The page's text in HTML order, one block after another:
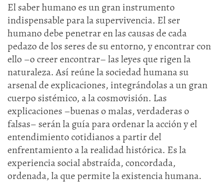
El saber humano es un gran instrumento
indispensable para la supervivencia. El ser
humano debe penetrar en las causas de cada
pedazo de los seres de su entorno, y encontrar con
ello –o creer encontrar– las leyes que rigen la
naturaleza. Así reúne la sociedad humana su
arsenal de explicaciones, integrándolas a un gran
cuerpo sistémico, a la cosmovisión. Las
explicaciones –buenas o malas, verdaderas o
falsas– serán la guía para ordenar la acción y el
entendimiento cotidianos a partir del
enfrentamiento a la realidad histórica. Es la
experiencia social abstraída, concordada,
ordenada, la que permite la existencia humana.